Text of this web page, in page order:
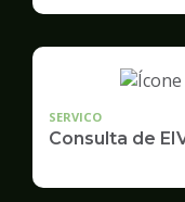
SERVICO
Consulta de